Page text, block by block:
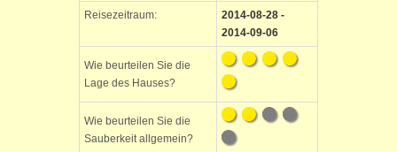
Reisezeitraum:
2014-08-28 -
2014-09-06
Wie beurteilen Sie die
Lage des Hauses?
Wie beurteilen Sie die
Sauberkeit allgemein?